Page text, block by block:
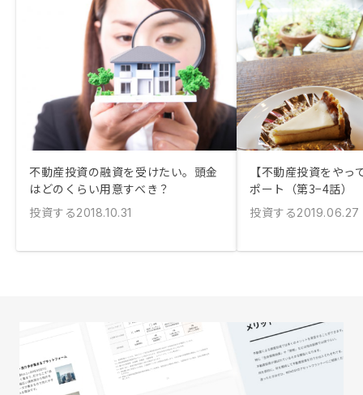
不動産投資の融資を受けたい。頭金
はどのくらい用意すべき？
投資する2018.10.31
【不動産投資をやっ
ポート（第3−4話）
投資する2019.06.27